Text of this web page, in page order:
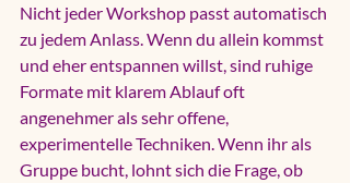
Nicht jeder Workshop passt automatisch
zu jedem Anlass. Wenn du allein kommst
und eher entspannen willst, sind ruhige
Formate mit klarem Ablauf oft
angenehmer als sehr offene,
experimentelle Techniken. Wenn ihr als
Gruppe bucht, lohnt sich die Frage, ob